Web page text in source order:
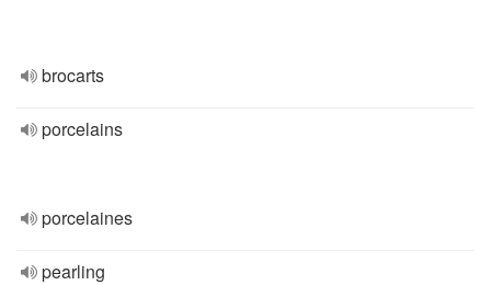
brocarts
porcelains
porcelaines
pearling